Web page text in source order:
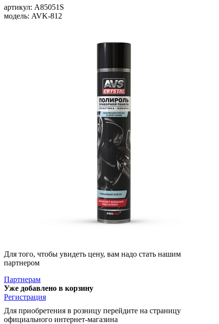
артикул: A85051S
модель: AVK-812
Для того, чтобы увидеть цену, вам надо стать нашим
партнером
Партнерам
Уже добавлено в корзину
Регистрация
Для приобретения в розницу перейдите на страницу
официального интернет-магазина